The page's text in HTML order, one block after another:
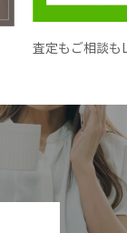
査定もご相談も